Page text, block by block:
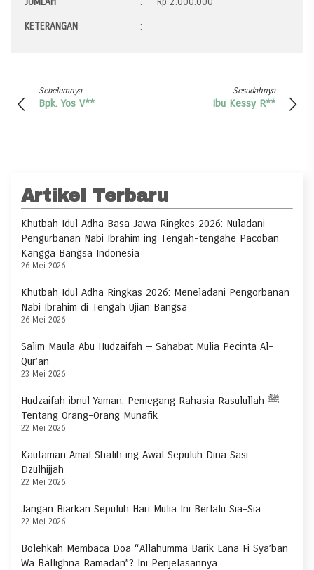
KETERANGAN :
Sebelumnya
Bpk. Yos V**
Sesudahnya
Ibu Kessy R**
Artikel Terbaru
Khutbah Idul Adha Basa Jawa Ringkes 2026: Nuladani
Pengurbanan Nabi Ibrahim ing Tengah-tengahe Pacoban
Kangga Bangsa Indonesia
26 Mei 2026
Khutbah Idul Adha Ringkas 2026: Meneladani Pengorbanan
Nabi Ibrahim di Tengah Ujian Bangsa
26 Mei 2026
Salim Maula Abu Hudzaifah — Sahabat Mulia Pecinta Al-
Qur’an
23 Mei 2026
Hudzaifah ibnul Yaman: Pemegang Rahasia Rasulullah ﷺ
Tentang Orang-Orang Munafik
22 Mei 2026
Kautaman Amal Shalih ing Awal Sepuluh Dina Sasi
Dzulhijjah
22 Mei 2026
Jangan Biarkan Sepuluh Hari Mulia Ini Berlalu Sia-Sia
22 Mei 2026
Bolehkah Membaca Doa “Allahumma Barik Lana Fi Sya’ban
Wa Ballighna Ramadan”? Ini Penjelasannya